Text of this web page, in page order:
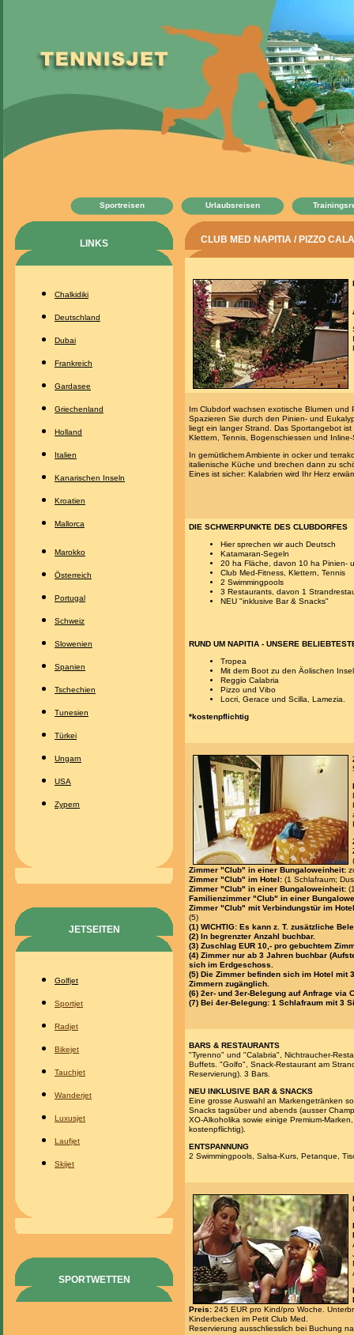
Sportreisen Urlaubsreisen
LINKS
Chalkidiki
Deutschland
Dubai
Frankreich
Gardasee
Griechenland
Holland
Italien
Kanarischen Inseln
Kroatien
Mallorca
Marokko
Österreich
Portugal
Schweiz
Slowenien
Spanien
Tschechien
Tunesien
Türkei
Ungarn
USA
Zypern
JETSEITEN
Golfjet
Sportjet
Radjet
Bikejet
Tauchjet
Wanderjet
Luxusjet
Laufjet
Skijet
SPORTWETTEN
CLUB MED NAPITIA / PIZZO
Im Clubdorf wachsen exotische Blumen und
Spazieren Sie durch den Pinien- und
liegt ein langer Strand. Das Sportangebot
Klettern, Tennis, Bogenschiessen und
In gemütlichem Ambiente in ocker und
italienische Küche und brechen dann zu
Eines ist sicher: Kalabrien wird Ihr Herz
DIE SCHWERPUNKTE DES CLUBDORFES
Hier sprechen wir auch Deutsch
Katamaran-Segeln
20 ha Fläche, davon 10 ha Pinien-
Club Med-Fitness, Klettern, Tennis
2 Swimmingpools
3 Restaurants, davon 1
NEU "inklusive Bar & Snacks"
RUND UM NAPITIA - UNSERE
Tropea
Mit dem Boot zu den Äolischen
Reggio Calabria
Pizzo und Vibo
Locri, Gerace und Scilla, Lamezia.
*kostenpflichtig
Zimmer "Club" in einer Bungaloweinheit:
Zimmer "Club" im Hotel: (1 Schlafraum;
Zimmer "Club" in einer Bungaloweinheit:
Familienzimmer "Club" in einer
Zimmer "Club" mit Verbindungstür im
(5)
(1) WICHTIG: Es kann z. T. zusätzliche
(2) In begrenzter Anzahl buchbar.
(3) Zuschlag EUR 10,- pro gebuchtem
(4) Zimmer nur ab 3 Jahren buchbar
sich im Erdgeschoss.
(5) Die Zimmer befinden sich im Hotel mit
Zimmern zugänglich.
(6) 2er- und 3er-Belegung auf Anfrage via
(7) Bei 4er-Belegung: 1 Schlafraum mit 3
BARS & RESTAURANTS
"Tyrenno" und "Calabria", Nichtraucher-
Buffets. "Golfo", Snack-Restaurant am
Reservierung). 3 Bars.
NEU INKLUSIVE BAR & SNACKS
Eine grosse Auswahl an Markengetränken
Snacks tagsüber und abends (ausser
XO-Alkoholika sowie einige Premium-
kostenpflichtig).
ENTSPANNUNG
2 Swimmingpools, Salsa-Kurs, Petanque,
Preis: 245 EUR pro Kind/pro Woche.
Kinderbecken im Petit Club Med.
Reservierung ausschliesslich bei Buchung